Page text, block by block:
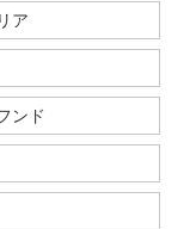
ア
ンド